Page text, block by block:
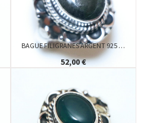
BAGUE FILIGRANES ARGENT 925 …
52,00 €